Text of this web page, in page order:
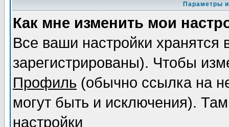
Параметры
Как мне изменить мои
Все ваши настройки
зарегистрированы). Чтобы
Профиль (обычно ссылка на
могут быть и исключения).
настройки